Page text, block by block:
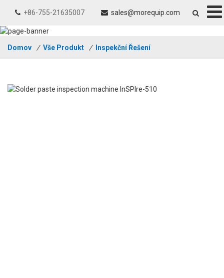
+86-755-21635007 sales@morequip.com
Domov / Vše Produkt / Inspekční Řešení